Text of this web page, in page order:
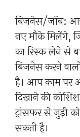
बिज़नेस/जॉब:
नए मौके मिलेंगे,
का रिस्क लेने से
बिज़नेस करने
है। आप काम पर
दिखाने की
ट्रांसफर से जुड़ी
सकती है।